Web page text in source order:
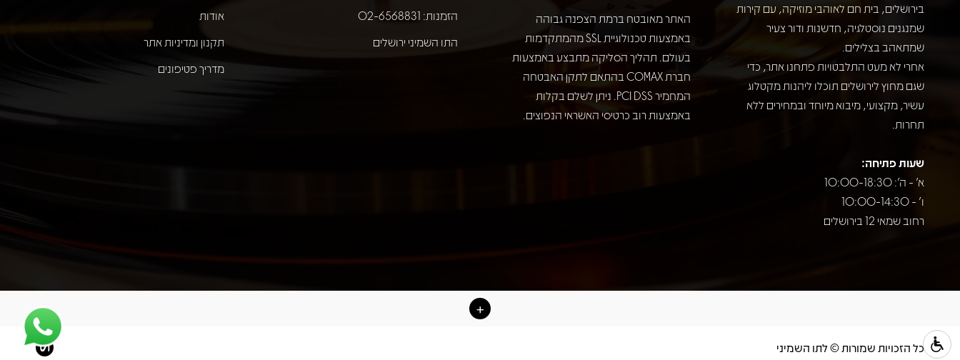
בירושלים, בית חם לאוהבי מוזיקה, עם קירות
שמנגנים נוסטלגיה, חדשנות ודור צעיר
שמתאהב בצלילים.
אחרי לא מעט התלבטויות פתחנו אתר, כדי
שגם מחוץ לירושלים תוכלו ליהנות מקטלוג
עשיר, מקצועי, מיבוא מיוחד ובמחירים ללא
תחרות.
שעות פתיחה:
א' - ה': 10:00-18:30
ו' - 10:00-14:30
רחוב שמאי 12 בירושלים
האתר מאובטח ברמת הצפנה גבוהה
באמצעות טכנולוגיית SSL מהמתקדמות
בעולם. תהליך הסליקה מתבצע באמצעות
חברת COMAX בהתאם לתקן האבטחה
המחמיר PCI DSS. ניתן לשלם בקלות
באמצעות רוב כרטיסי האשראי הנפוצים.
הזמנות: 02-6568831
התו השמיני ירושלים
אודות
תקנון ומדיניות אתר
מדריך פטיפונים
כל הזכויות שמורות © לתו השמיני